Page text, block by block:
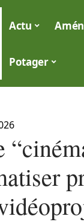
Actu
Potager